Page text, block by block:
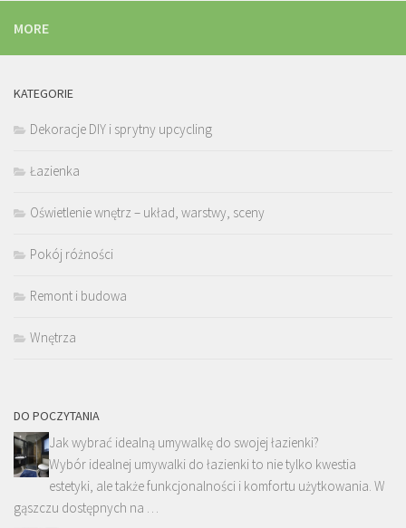
MORE
KATEGORIE
Dekoracje DIY i sprytny upcycling
Łazienka
Oświetlenie wnętrz – układ, warstwy, sceny
Pokój różności
Remont i budowa
Wnętrza
DO POCZYTANIA
Jak wybrać idealną umywalkę do swojej łazienki?
Wybór idealnej umywalki do łazienki to nie tylko kwestia
estetyki, ale także funkcjonalności i komfortu użytkowania. W
gąszczu dostępnych na …